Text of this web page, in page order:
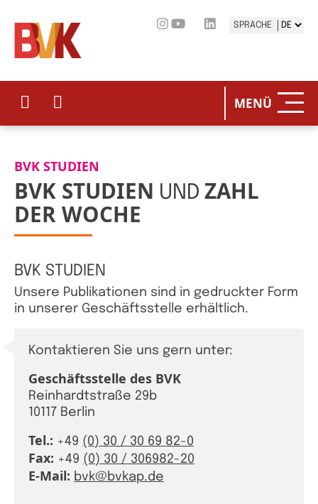
SPRACHE
MENÜ
BVK STUDIEN
BVK STUDIEN UND ZAHL
DER WOCHE
BVK STUDIEN
Unsere Publikationen sind in gedruckter Form
in unserer Geschäftsstelle erhältlich.
Kontaktieren Sie uns gern unter:
Geschäftsstelle des BVK
Reinhardtstraße 29b
10117 Berlin
Tel.: +49 (0) 30 / 30 69 82-0
Fax: +49 (0) 30 / 306982-20
E-Mail: bvk@bvkap.de
DER
EVENTS